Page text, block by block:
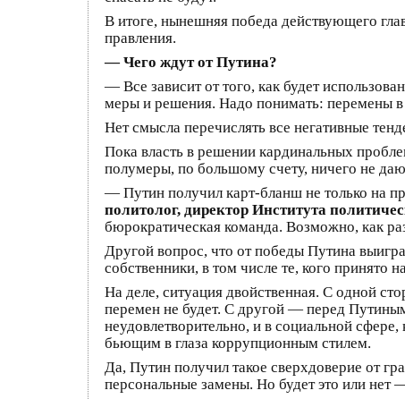
В итоге, нынешняя победа действующего
правления.
— Чего ждут от Путина?
— Все зависит от того, как будет
меры и решения. Надо понимать: перемены в
Нет смысла перечислять все негативные
Пока власть в решении кардинальных
полумеры, по большому счету, ничего не
— Путин получил карт-бланш не только на
политолог, директор Института
бюрократическая команда. Возможно, как
Другой вопрос, что от победы Путина
собственники, в том числе те, кого принято
На деле, ситуация двойственная. С одной
перемен не будет. С другой — перед Путиным
неудовлетворительно, и в социальной
бьющим в глаза коррупционным стилем.
Да, Путин получил такое сверхдоверие от
персональные замены. Но будет это или нет